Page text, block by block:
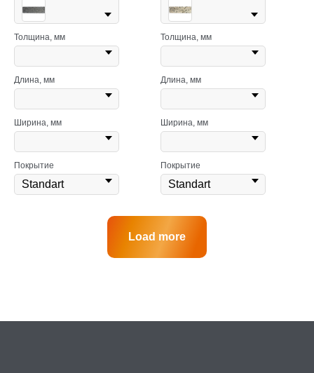
Толщина, мм
Длина, мм
Ширина, мм
Покрытие
Толщина, мм
Длина, мм
Ширина, мм
Покрытие
Load more